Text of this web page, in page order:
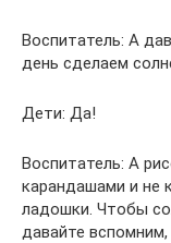
Воспитатель: А
день сделаем
Дети: Да!
Воспитатель: А
карандашами и не
ладошки. Чтобы
давайте